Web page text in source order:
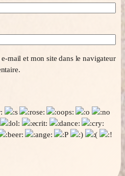
mail et mon site dans le navigateur